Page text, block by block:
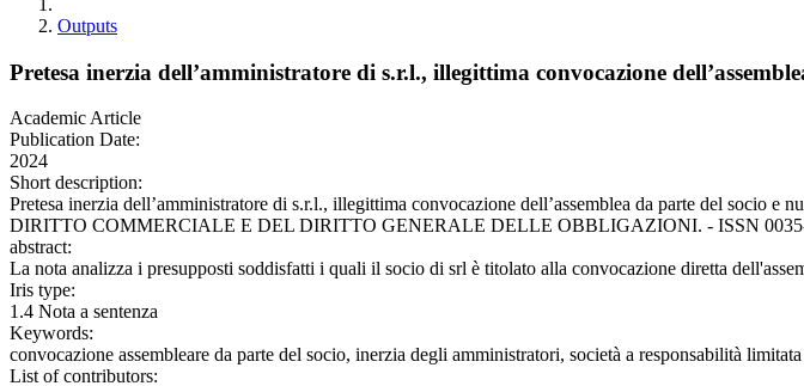
Outputs
Pretesa inerzia dell’amministratore di s.r.l., illegittima convocazione
Academic Article
Publication Date:
2024
Short description:
Pretesa inerzia dell’amministratore di s.r.l., illegittima convocazione dell’assemblea da parte del socio
DIRITTO COMMERCIALE E DEL DIRITTO GENERALE DELLE OBBLIGAZIONI. - ISSN 0035-
abstract:
La nota analizza i presupposti soddisfatti i quali il socio di srl è titolato alla convocazione diretta
Iris type:
1.4 Nota a sentenza
Keywords:
convocazione assembleare da parte del socio, inerzia degli amministratori, società a responsabilità limitata
List of contributors: